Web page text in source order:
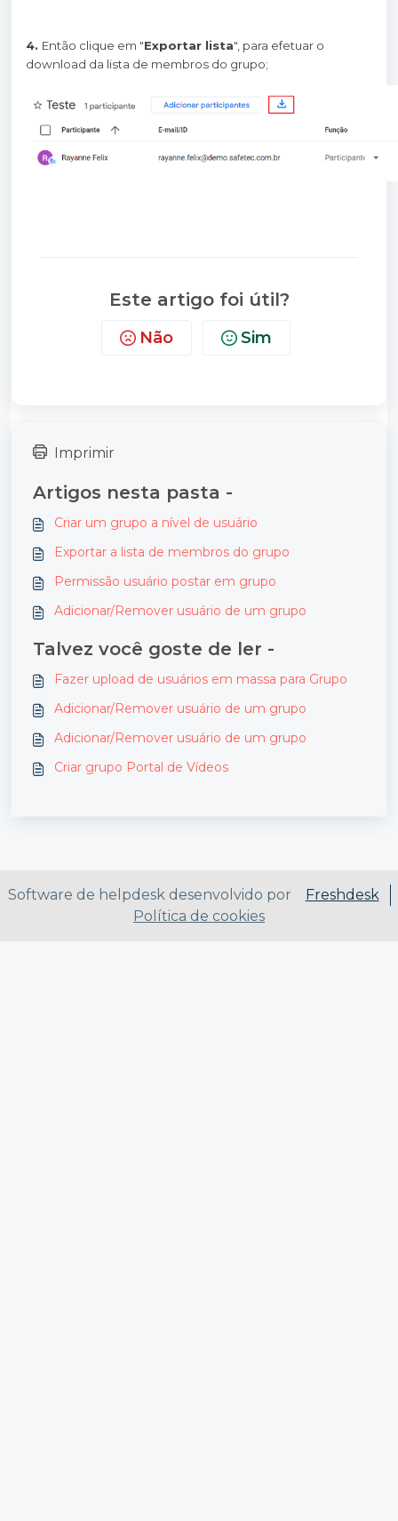
4. Então clique em "Exportar lista", para efetuar o
download da lista de membros do grupo;
Este artigo foi útil?
Não Sim
Imprimir
Artigos nesta pasta -
Criar um grupo a nível de usuário
Exportar a lista de membros do grupo
Permissão usuário postar em grupo
Adicionar/Remover usuário de um grupo
Talvez você goste de ler -
Fazer upload de usuários em massa para Grupo
Adicionar/Remover usuário de um grupo
Adicionar/Remover usuário de um grupo
Criar grupo Portal de Vídeos
Software de helpdesk desenvolvido por
Freshdesk
Política de cookies